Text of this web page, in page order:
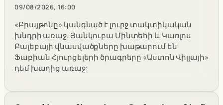
09/08/2026, 16:00
«Բրայթոնը» կանգնած է լուրջ տակտիկական
խնդրի առաջ. Յանկուբա Մինտեհի և Կառլոս
Բալեբայի վնասվածքները խաթարում են
Ֆաբիան Հյուրցելերի ծրագրերը «Աստոն Վիլլայի»
դեմ խաղից առաջ: